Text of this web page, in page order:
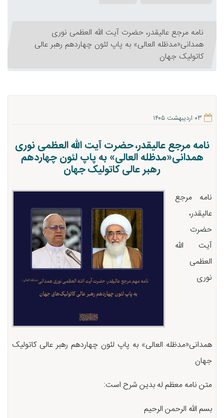
نامه مرجع عالیقدر، حضرت آیت الله العظمی نوری
همدانی«مدظله العالی» به پاپ لئون چهاردهم رهبر عالی
کاتولیک جهان
۰۳ اردیبهشت ۱۴۰۵
نامه مرجع عالیقدر، حضرت آیت الله العظمی نوری
همدانی«مدظله العالی» به پاپ لئون چهاردهم
رهبر عالی کاتولیک جهان
نامه مرجع
عالیقدر،
حضرت
آیت الله
العظمی
نوری
همدانی«مدظله العالی» به پاپ لئون چهاردهم رهبر عالی کاتولیک
جهان
متن نامه معظم له بدین شرح است:
بسم اللّه الرحمن الرحیم